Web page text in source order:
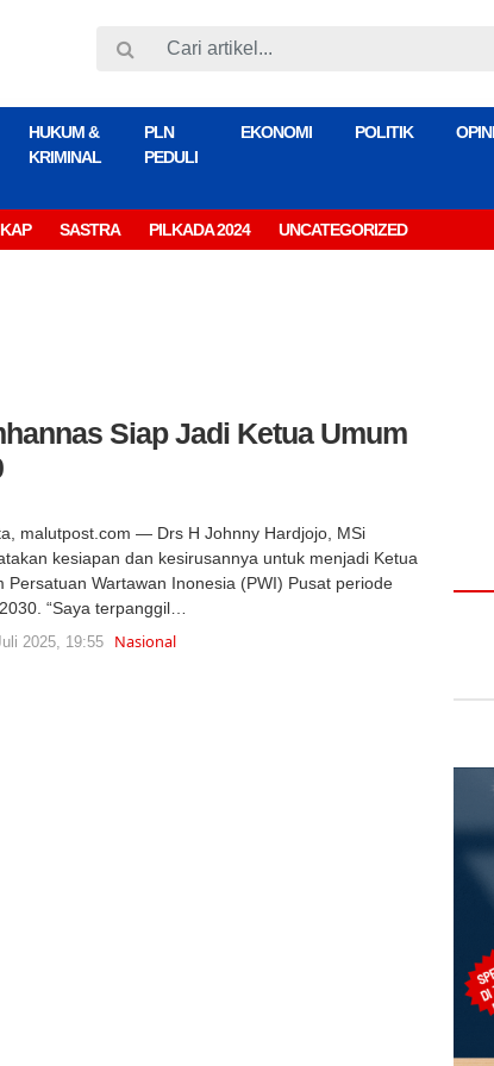
HUKUM &
KRIMINAL
PLN
PEDULI
EKONOMI POLITIK OPINI
SASTRA PILKADA 2024 UNCATEGORIZED
Siap Jadi Ketua Umum
malutpost.com — Drs H Johnny Hardjojo, MSi
kesiapan dan kesirusannya untuk menjadi Ketua
Persatuan Wartawan Inonesia (PWI) Pusat periode
“Saya terpanggil…
2025, 19:55 Nasional